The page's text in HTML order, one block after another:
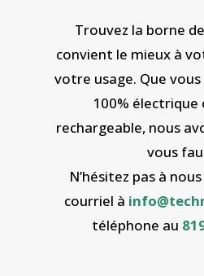
Trouvez la borne
convient le mieux à
votre usage. Que
100% électrique
rechargeable, nous
vous
N’hésitez pas à
courriel à
téléphone au